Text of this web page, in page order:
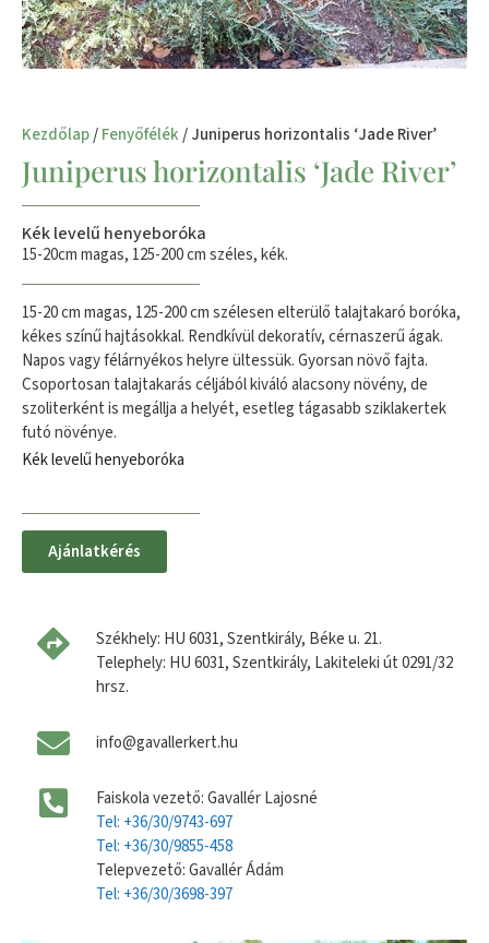
Kezdőlap/Fenyőfélék/ Juniperus horizontalis ‘Jade River’
Juniperus horizontalis ‘Jade River’
Kék levelű henyeboróka
15-20cm magas, 125-200 cm széles, kék.
15-20 cm magas, 125-200 cm szélesen elterülő talajtakaró boróka,
kékes színű hajtásokkal. Rendkívül dekoratív, cérnaszerű ágak.
Napos vagy félárnyékos helyre ültessük. Gyorsan növő fajta.
Csoportosan talajtakarás céljából kiváló alacsony növény, de
szoliterként is megállja a helyét, esetleg tágasabb sziklakertek
futó növénye.
Kék levelű henyeboróka
Ajánlatkérés
Székhely: HU 6031, Szentkirály, Béke u. 21.
Telephely: HU 6031, Szentkirály, Lakiteleki út 0291/32
hrsz.
info@gavallerkert.hu
Faiskola vezető: Gavallér Lajosné
Tel: +36/30/9743-697
Tel: +36/30/9855-458
Telepvezető: Gavallér Ádám
Tel: +36/30/3698-397